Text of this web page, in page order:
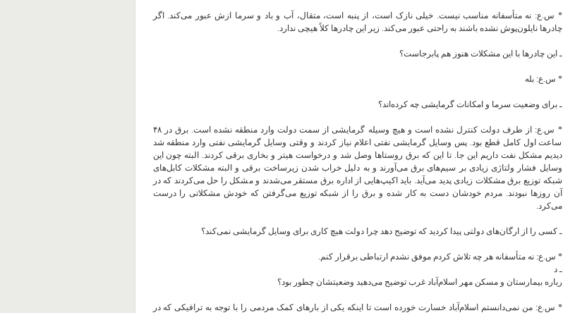
* س.ع: نه متأسفانه مناسب نیست. خیلی نازک است، از پنبه است،‌ متقال، آب و باد و سرما ازش عبور می‌کند. اگر
چادرها نایلون‌پوش نشده باشند به راحتی عبور می‌کند. زیر این چادرها کلاً هیچی ندارد.
ـ این چادرها با این مشکلات هنوز هم پابرجاست؟
* س.ع: بله
ـ برای وضعیت سرما و امکانات گرمایشی چه کرده‌اند؟
* س.ع: از طرف دولت کنترل نشده است و هیچ وسیله گرمایشی از سمت دولت وارد منطقه نشده است. برق در ۴۸
ساعت اول کامل قطع بود. پس وسایل گرمایشی نفتی اعلام نیاز کردند و وقتی وسایل گرمایشی نفتی وارد منطقه شد
دیدیم مشکل نفت داریم این جا. تا این که برق روستاها وصل شد و درخواست هیتر و بخاری برقی کردند. البته چون این
وسایل فشار ولتاژی زیادی بر سیم‌های برق می‌آورند و به دلیل خراب شدن زیرساخت برقی و البته مشکلات کابل‌های
شبکه توزیع برق مشکلات زیادی پدید می‌آید. باید اکیپ‌هایی از اداره برق مستقر می‌شدند و مشکل را حل می‌کردند که در
آن روزها نبودند. مردم خودشان دست به کار شده و برق را از شبکه توزیع می‌گرفتن که خودش مشکلاتی را درست
می‌کرد.
ـ کسی را از ارگان‌‌های دولتی پیدا کردید که توضیح دهد چرا دولت هیچ کاری برای وسایل گرمایشی نمی‌کند؟
* س.ع: نه متأسفانه هر چه تلاش کردم موفق نشدم ارتباطی برقرار کنم.
ـ د
رباره بیمارستان و مسکن مهر اسلام‌آباد غرب توضیح می‌دهید وضعیتشان چطور بود؟
* س.ع: من نمی‌دانستم اسلام‌آباد خسارت خورده است تا اینکه یکی از بارهای کمک مردمی را با توجه به ترافیکی که در